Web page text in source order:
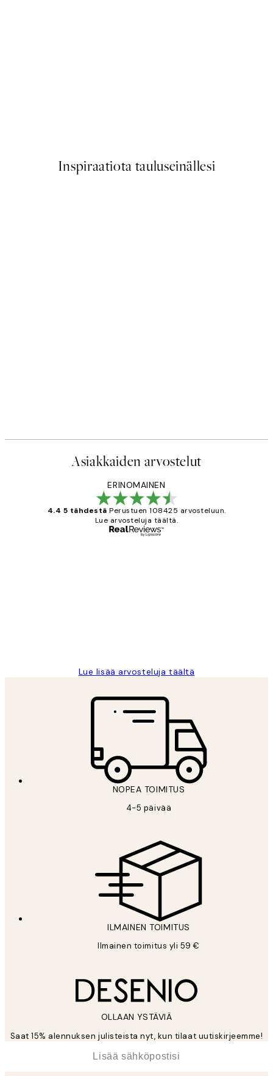
Inspiraatiota tauluseinällesi
Asiakkaiden arvostelut
ERINOMAINEN
4.4 5 tähdestä Perustuen 108425 arvosteluun.
Lue arvosteluja täältä.
Lue lisää arvosteluja täältä
NOPEA TOIMITUS
4-5 päivää
ILMAINEN TOIMITUS
Ilmainen toimitus yli 59 €
OLLAAN YSTÄVIÄ
Saat 15% alennuksen julisteista nyt, kun tilaat uutiskirjeemme!